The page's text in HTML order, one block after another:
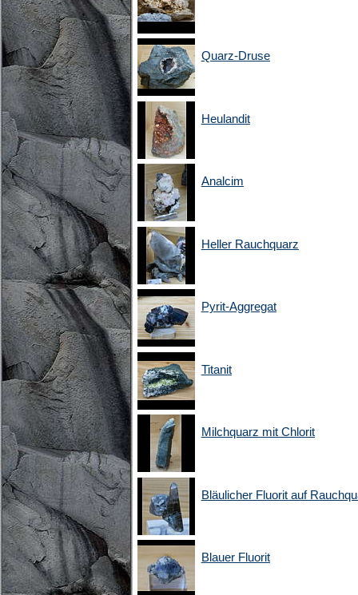
Quarz-Druse
Heulandit
Analcim
Heller Rauchquarz
Pyrit-Aggregat
Titanit
Milchquarz mit Chlorit
Bläulicher Fluorit auf
Blauer Fluorit